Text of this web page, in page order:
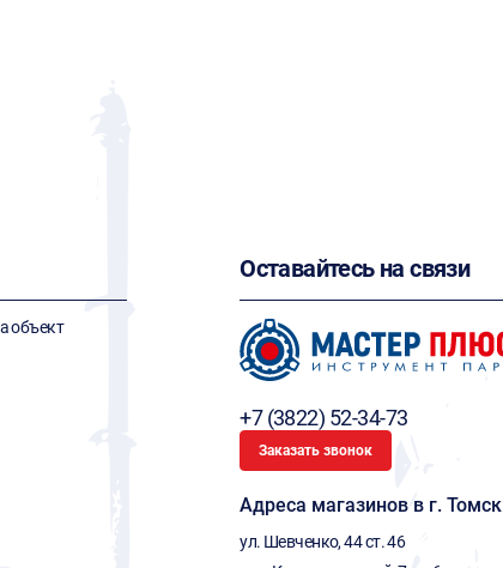
объект
Оставайтесь на связи
+7 (3822) 52-34-73
Заказать звонок
Адреса магазинов в г. Томск
ул. Шевченко, 44 ст. 46